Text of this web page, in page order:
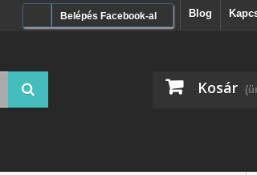
Blog
Belépés Facebook-al
Kosár